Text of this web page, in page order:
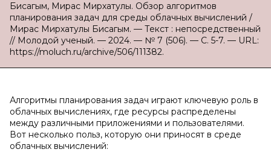
Бисагым, Мирас Мирхатулы. Обзор алгоритмов
планирования задач для среды облачных вычислений /
Мирас Мирхатулы Бисагым. — Текст : непосредственный
// Молодой ученый. — 2024. — № 7 (506). — С. 5-7. — URL:
https://moluch.ru/archive/506/111382.
Алгоритмы планирования задач играют ключевую роль в
облачных вычислениях, где ресурсы распределены
между различными приложениями и пользователями.
Вот несколько польз, которую они приносят в среде
облачных вычислений: